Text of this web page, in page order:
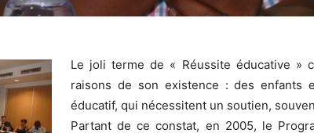
Le joli terme de « Réussite éducative »
raisons de son existence : des enfants
éducatif, qui nécessitent un soutien,
Partant de ce constat, en 2005, le